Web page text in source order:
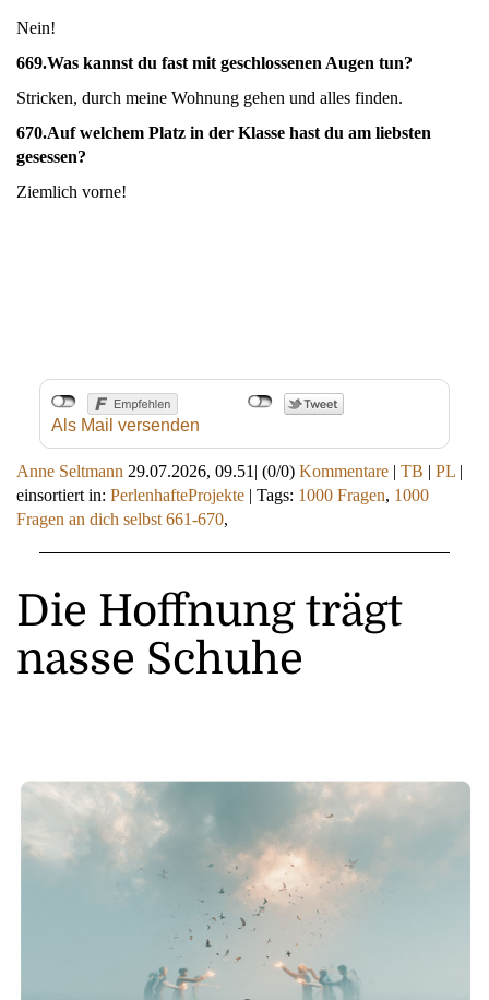
Nein!
669.Was kannst du fast mit geschlossenen Augen tun?
Stricken, durch meine Wohnung gehen und alles finden.
670.Auf welchem Platz in der Klasse hast du am liebsten
gesessen?
Ziemlich vorne!
Als Mail versenden
Anne Seltmann 29.07.2026, 09.51 | (0/0) Kommentare | TB | PL |
einsortiert in: PerlenhafteProjekte | Tags: 1000 Fragen, 1000
Fragen an dich selbst 661-670,
Die Hoffnung trägt
nasse Schuhe